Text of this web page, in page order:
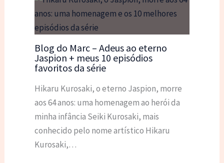
Blog do Marc – Adeus ao eterno
Jaspion + meus 10 episódios
favoritos da série
Hikaru Kurosaki, o eterno Jaspion, morre
aos 64 anos: uma homenagem ao herói da
minha infância Seiki Kurosaki, mais
conhecido pelo nome artístico Hikaru
Kurosaki,…